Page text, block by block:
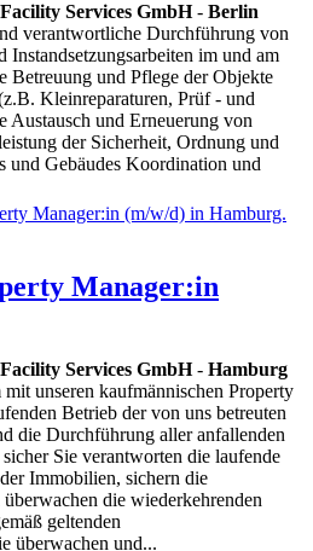
Services GmbH- Berlin
verantwortliche Durchführung von
Instandsetzungsarbeiten im und am
Betreuung und Pflege der Objekte
Kleinreparaturen, Prüf - und
Austausch und Erneuerung von
der Sicherheit, Ordnung und
und Gebäudes Koordination und
Manager:in
Services GmbH- Hamburg
unseren kaufmännischen Property
Betrieb der von uns betreuten
die Durchführung aller anfallenden
Sie verantworten die laufende
Immobilien, sichern die
die wiederkehrenden
geltenden
überwachen und...